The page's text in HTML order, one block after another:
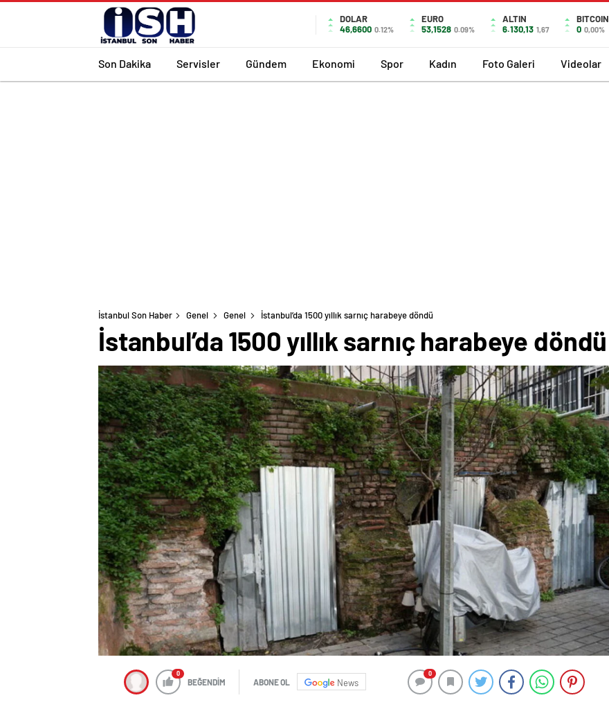
DOLAR
46,6600 0.12%
EURO
53,1528 0.09%
ALTIN
6.130,13 1,67
BITCOIN
0 0,00%
Son Dakika Servisler Gündem Ekonomi Spor Kadın Foto Galeri Videolar
İstanbul Son Haber Genel Genel İstanbul’da 1500 yıllık sarnıç harabeye döndü
İstanbul’da 1500 yıllık sarnıç harabeye döndü
0
BEĞENDİM ABONE OL News
0